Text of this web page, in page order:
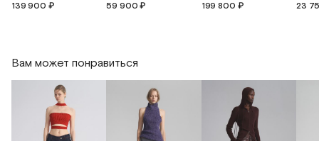
139 900 ₽
59 900 ₽
199 800 ₽
23
Вам может понравиться